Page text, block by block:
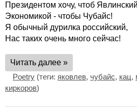
Президентом хочу, чтоб
Экономикой - чтобы Чубайс!
Я обычный дурилка российский,
Нас таких очень много сейчас!
Читать далее »
Poetry (теги: яковлев, чубайс, кац,
киркоров)